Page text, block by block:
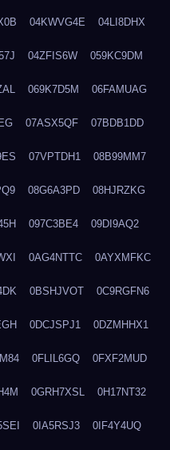
04KWVG4E 04LI8DHX
04ZFIS6W 059KC9DM
069K7D5M 06FAMUAG
07ASX5QF 07BDB1DD
07VPTDH1 08B99MM7
08G6A3PD 08HJRZKG
097C3BE4 09DI9AQ2
0AG4NTTC 0AYXMFKC
0BSHJVOT 0C9RGFN6
0DCJSPJ1 0DZMHHX1
0FLIL6GQ 0FXF2MUD
0GRH7XSL 0H17NT32
0IA5RSJ3 0IF4Y4UQ